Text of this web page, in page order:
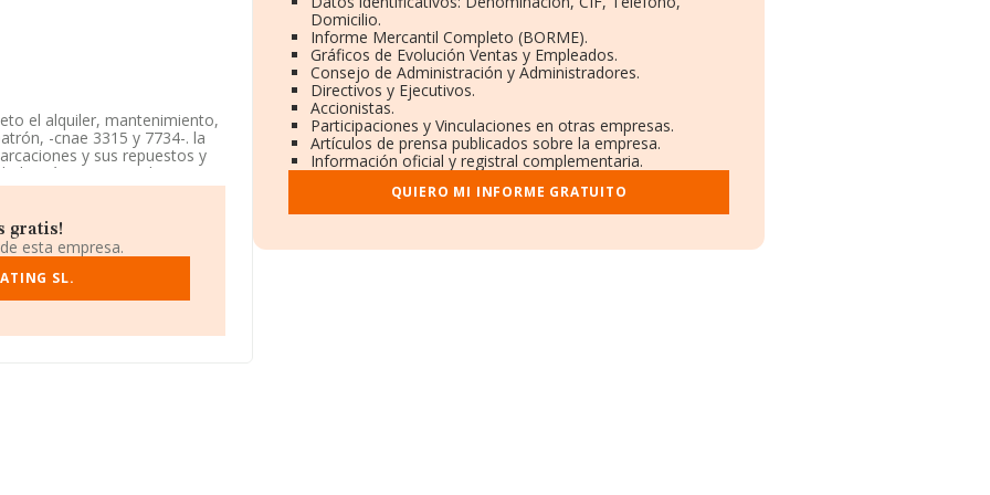
el alquiler, mantenimiento,
-cnae 3315 y 7734-. la
y sus repuestos y
está inscrita en el Registro
y mantenimiento naval'. La
atendiendo a los datos
media de sector.
en los distintos rankings,
empresas tienen
gratis!
esta empresa.
SL.
Domicilio.
Informe Mercantil Completo (BORME).
Gráficos de Evolución Ventas y Empleados.
Consejo de Administración y Administradores.
Directivos y Ejecutivos.
Accionistas.
Participaciones y Vinculaciones en otras empresas.
Artículos de prensa publicados sobre la empresa.
Información oficial y registral complementaria.
QUIERO MI INFORME GRATUITO